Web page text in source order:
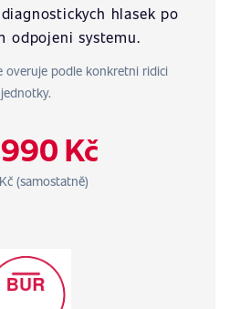
hlasek po
odpojeni systemu.
overuje podle konkretni ridici
jednotky.
Kč
(samostatně)